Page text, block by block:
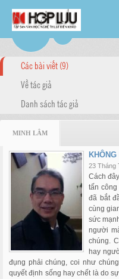
Các bài viết (9)
Về tác giả
Danh sách tác giả
MINH LÂM
23 Tháng
Cách
tấn
đã bắt
cùng
sức
người
chúng.
hay
đụng phải chúng, coi như
quyết định sống hay chết là do